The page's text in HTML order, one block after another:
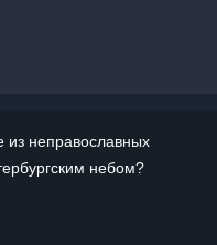
из неправославных
небом?